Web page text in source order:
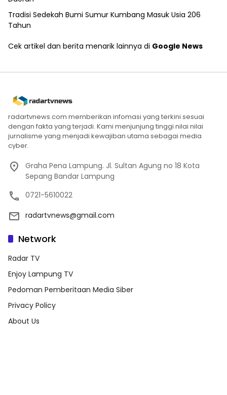
Tradisi Sedekah Bumi Sumur Kumbang Masuk Usia 206
Tahun
Cek artikel dan berita menarik lainnya di Google News
radartvnews.com memberikan infomasi yang terkini sesuai
dengan fakta yang terjadi. Kami menjunjung tinggi nilai nilai
jurnalisme yang menjadi kewajiban utama sebagai media
cyber.
Graha Pena Lampung. Jl. Sultan Agung no 18 Kota
Sepang Bandar Lampung
0721-5610022
radartvnews@gmail.com
Network
Radar TV
Enjoy Lampung TV
Pedoman Pemberitaan Media Siber
Privacy Policy
About Us